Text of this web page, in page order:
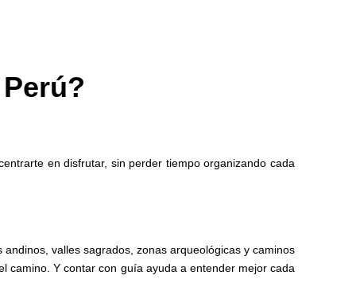
en disfrutar, sin perder tiempo organizando cada
valles sagrados, zonas arqueológicas y caminos
camino. Y contar con guía ayuda a entender mejor cada